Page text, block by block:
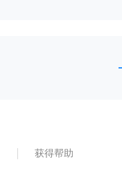
获得帮助